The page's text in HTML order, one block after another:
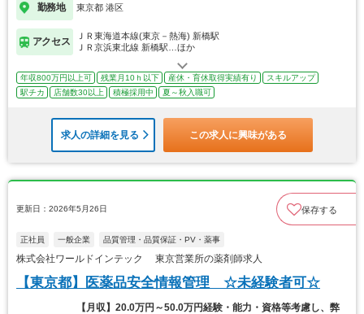
勤務地 東京都 港区
アクセス
ＪＲ東海道本線(東京－熱海) 新橋駅
ＪＲ京浜東北線 新橋駅…ほか
年収800万円以上可 残業月10ｈ以下 産休・育休取得実績有り
スキルアップ
駅チカ
店舗数30以上 積極採用中 夏～秋入職可
求人の詳細を見る この求人に興味がある
更新日：2026年5月26日 保存する
正社員 一般企業 品質管理・品質保証・PV・薬事
株式会社ワールドインテック 東京営業所の薬剤師求人
【東京都】医薬品安全情報管理 ☆未経験者可☆
【月収】20.0万円～50.0万円経験・能力・資格等考慮し、弊